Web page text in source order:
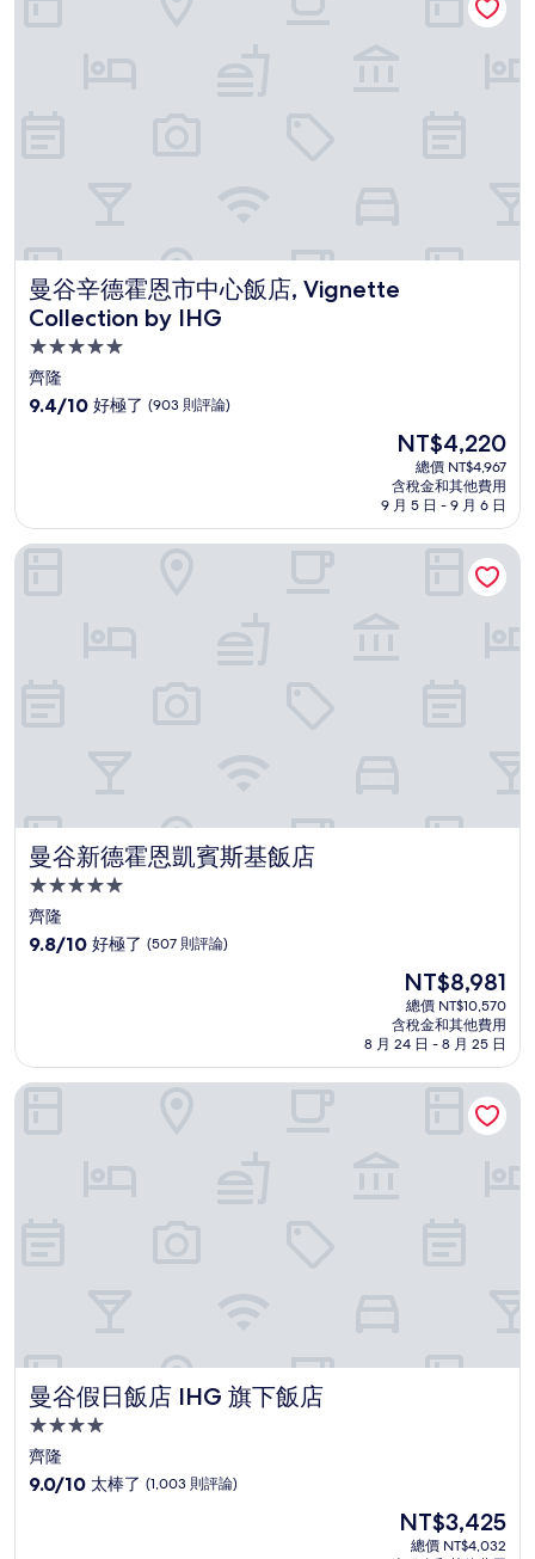
曼谷辛德霍恩市中心飯店, Vignette
Collection by IHG
曼谷辛德霍恩市中心飯店, Vignette Collection by IHG
5.0
星
級
齊隆
9.4
好
極
9.4/10 好極了 (903 則評論)
現
價
格
為
NT$4,220
NT$4,220
總價 NT$4,967
含稅金和其他費用
9 月 5 日 - 9 月 6 日
曼谷新德霍恩凱賓斯基飯店
曼谷新德霍恩凱賓斯基飯店
5.0
星
級
齊隆
9.8
好
極
9.8/10 好極了 (507 則評論)
現
在
價
格
為
NT$8,981
NT$8,981
總價 NT$10,570
含稅金和其他費用
8 月 24 日 - 8 月 25 日
曼谷新德霍恩凱賓斯基飯店
曼谷假日飯店 IHG 旗下飯店
曼谷假日飯店 IHG 旗下飯店
4.0
星
級
齊隆
9.0
9.0/10 太棒了 (1,003 則評論)
現
在
NT$3,425
總價 NT$4,032
曼谷假日飯店 IHG 旗下飯店